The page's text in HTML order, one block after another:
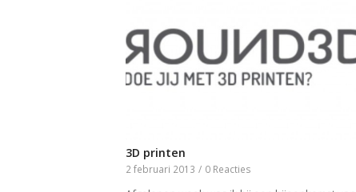
3D printen
2 februari 2013 / 0 Reacties